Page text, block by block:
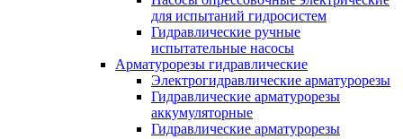
для испытаний гидросистем
Гидравлические ручные
испытательные насосы
Арматурорезы гидравлические
Электрогидравлические арматурорезы
Гидравлические арматурорезы
аккумуляторные
Гидравлические арматурорезы